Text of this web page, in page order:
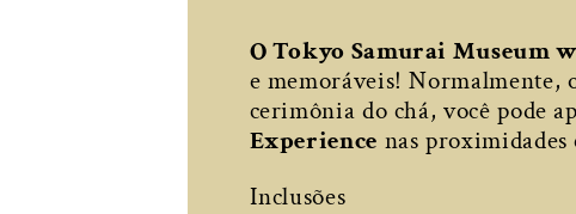
O Tokyo Samurai Museum
e memoráveis! Normalmente,
cerimônia do chá, você pode
Experience nas proximidades
Inclusões